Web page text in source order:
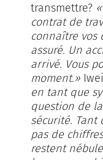
transmettre?
contrat de
connaître vos
assuré. Un
arrivé. Vous
moment.»
en tant que
question de
sécurité. Tant
pas de
restent